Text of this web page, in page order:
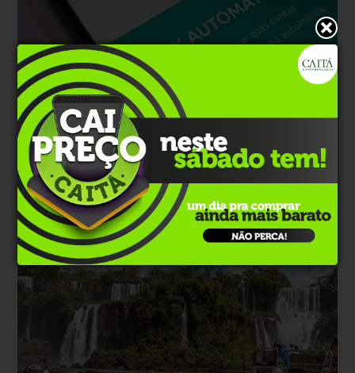
Direitos Há 1 semana
Sancionada lei do ‘Pix Pensão’ que permite
desconto automático do benefício
Nova legislação autoriza transferência automática para a conta do
beneficiário nos casos em que o desconto em folha de pagamento
não for possível